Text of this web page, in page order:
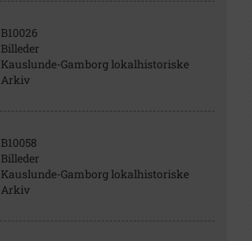
B10026
Billeder
Kauslunde-Gamborg lokalhistoriske
Arkiv
B10058
Billeder
Kauslunde-Gamborg lokalhistoriske
Arkiv